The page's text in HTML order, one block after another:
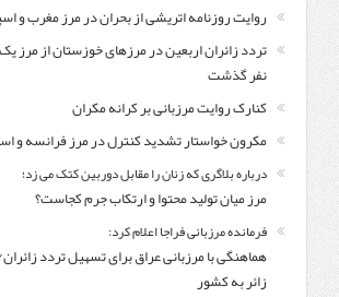
روایت روزنامه اتریشی از بحران در مرز مغرب و
نفر گذشت
کنارک روایت مرزبانی بر کرانه مکران
مکرون خواستار تشدید کنترل‌ در مرز فرانسه و
درباره بلاگری که زنان را مقابل دوربین کتک می زد؛
مرز میان تولید محتوا و ارتکاب جرم کجاست؟
فرمانده مرزبانی فراجا اعلام کرد:
هماهنگی با مرزبانی عراق برای تسهیل تردد
زائر به کشور